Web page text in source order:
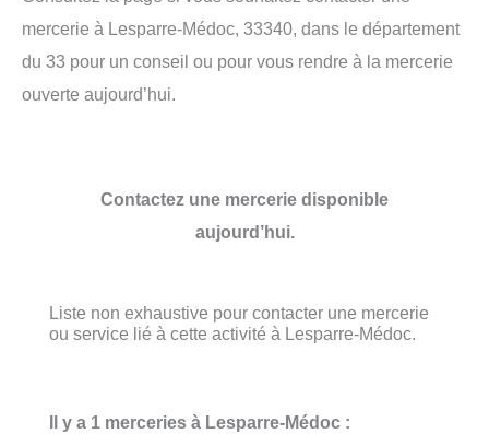
mercerie à Lesparre-Médoc, 33340, dans le département
du 33 pour un conseil ou pour vous rendre à la mercerie
ouverte aujourd’hui.
Contactez une mercerie disponible
aujourd’hui.
Liste non exhaustive pour contacter une mercerie
ou service lié à cette activité à Lesparre-Médoc.
Il y a 1 merceries à Lesparre-Médoc :